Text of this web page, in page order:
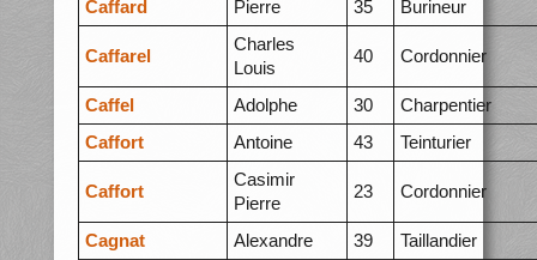
Caffard Pierre 35 Burineur
Caffarel
Charles
Louis
40 Cordonnier
Caffel Adolphe 30
Charpentier
Caffort
Antoine 43 Teinturier
Caffort
Casimir
Pierre
23 Cordonnier
Cagnat Alexandre 39 Taillandier